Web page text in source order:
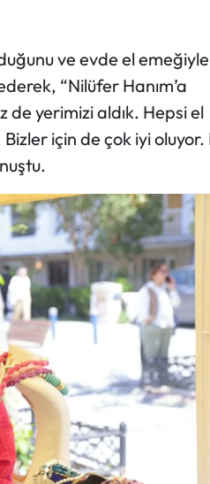
ve evde el emeğiyle
“Nilüfer Hanım’a
yerimizi aldık. Hepsi el
için de çok iyi oluyor.